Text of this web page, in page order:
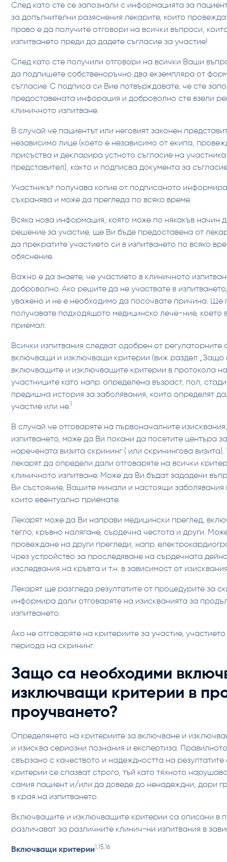
След като сте се запознали с информацията за
за допълнителни разяснения лекарите, които
право е да получите отговори на всички въпроси,
изпитването преди да дадете съгласие за участие!
След като сте получили отговори на всички Ваши
да подпишете собственоръчно два екземпляра от
съгласие. С подписа си Вие потвърждавате, че сте
предоставената инфорация и доброволно сте взели
клиничното изпитване.
В случай че пациентът или неговият законен
независимо лице (което е независимо от екипа,
присъства и декларира устното съгласие на
представител), както и подписва документа за
Участникът получава копие от подписаното
съхранява и може да прегледа по всяко време.
Всяка нова информация, която може по някакъв начин
решение за участие, ще Ви бъде предоставена от
да прекратите участието си в изпитването по всяко
обяснение.
Важно е да знаете, че участието в клиничното
доброволно. Ако решите да не участвате в
уважено и не е необходимо да посочвате причина. Ще
получавате подходящото медицинско лече-ние, което
приемал.
Всички изпитвания следват одобрен от регулаторните
включващи и изключващи критерии (виж раздел „Защо
включващите и изключващите критерии в протокола
участниците като напр. определена възраст, пол,
предишна история за заболявания, които определят
участие или не.
В случай че отговаряте на първоначалните
изпитването, може да Ви покани да посетите центъра
наречената визита скрининг ( или скринингова
лекарят да определи дали отговаряте на всички
клиничното изпитване. Може да Ви бъдат зададени
Ви състояние, Вашите минали и настоящи заболявания
които евентуално приемате.
Лекарят може да Ви направи медицински преглед,
тегло, кръвно налягане, сърдечна честота и други.
провеждане на други прегледи, напр.
чрез устройство за проследяване на сърдечната
изследвания на кръвта и т.н. в зависимост от
Лекарят ще разгледа резултатите от процедурите за
информира дали отговаряте на изискванията за
изпитването.
Ако не отговаряте на критериите за участие,
периода на скрининг.
Защо са необходими
изключващи критерии в
проучването?
Определянето на критериите за включване и
и изисква сериозни познания и експертиза.
свързано с качеството и надеждността на резултатите
критерии се спазват строго, тъй като тяхното
самия пациент и/или да доведе до ненадеждни, дори
в края на изпитването.
Включващите и изключващите критерии са описани в
различават за различните клинич¬ни изпитвания в
‍Включващи критерии 1,15,16